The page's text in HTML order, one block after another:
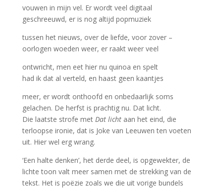
vouwen in mijn vel. Er wordt veel digitaal
geschreeuwd, er is nog altijd popmuziek
tussen het nieuws, over de liefde, voor zover –
oorlogen woeden weer, er raakt weer veel
ontwricht, men eet hier nu quinoa en spelt
had ik dat al verteld, en haast geen kaantjes
meer, er wordt onthoofd en onbedaarlijk soms
gelachen. De herfst is prachtig nu. Dat licht.
Die laatste strofe met Dat lichtaan het eind, die
terloopse ironie, dat is Joke van Leeuwen ten voeten
uit. Hier wel erg wrang.
‘Een halte denken’, het derde deel, is opgewekter, de
lichte toon valt meer samen met de strekking van de
tekst. Het is poëzie zoals we die uit vorige bundels